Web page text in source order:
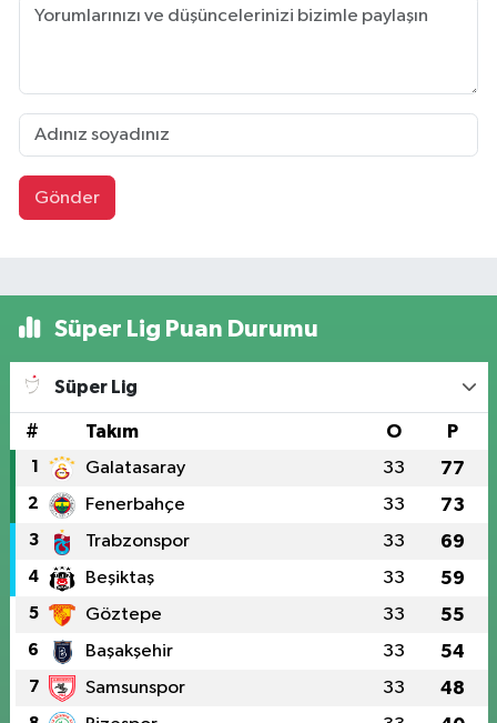
Gönder
Süper Lig Puan Durumu
Süper Lig
# Takım O P
1 Galatasaray 33 77
2 Fenerbahçe 33 73
3 Trabzonspor 33 69
4 Beşiktaş 33 59
5 Göztepe 33 55
6 Başakşehir 33 54
7 Samsunspor 33 48